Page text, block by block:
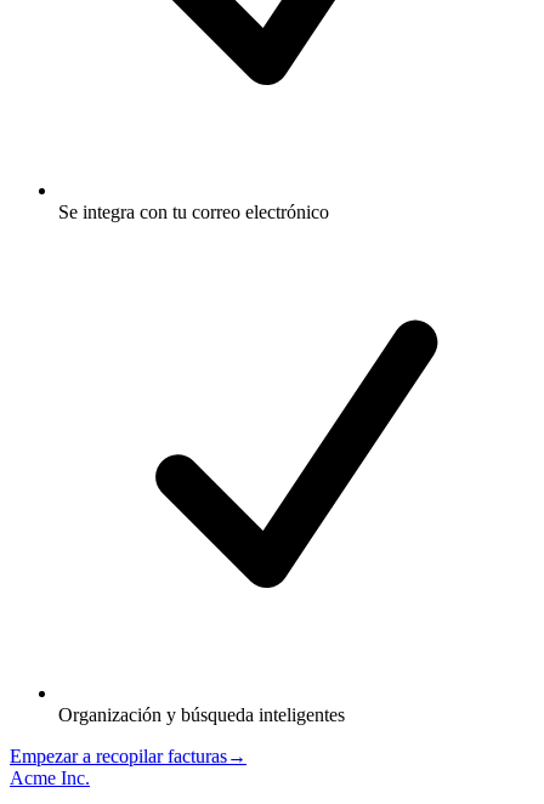
Se integra con tu correo electrónico
Organización y búsqueda inteligentes
Empezar a recopilar facturas→
Acme Inc.